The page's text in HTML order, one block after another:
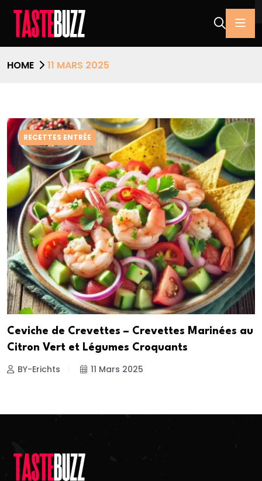
HOME 11 MARS 2025
RECETTES ENTRÉE
Ceviche de Crevettes – Crevettes Marinées au
Citron Vert et Légumes Croquants
BY-Erichts 11 Mars 2025